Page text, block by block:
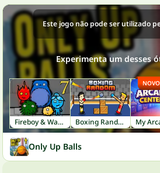
Este jogo não pode ser utilizado
Experimenta um desses
Fireboy & Watergirl 7: Friends Boxing Random
NOVO
Only Up Balls